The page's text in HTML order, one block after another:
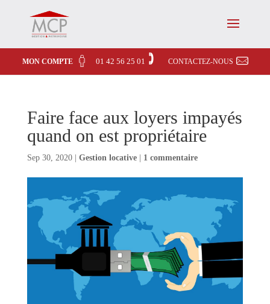
MON COMPTE 01 42 56 25 01 CONTACTEZ-NOUS
Faire face aux loyers impayés
quand on est propriétaire
Sep 30, 2020| Gestion locative| 1 commentaire